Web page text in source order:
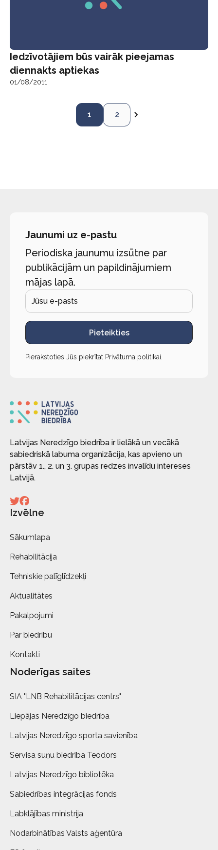
Iedzīvotājiem būs vairāk pieejamas
diennakts aptiekas
01/08/2011
1 2
Jaunumi uz e-pastu
Periodiska jaunumu izsūtne par
publikācijām un papildinājumiem
mājas lapā.
Pieteikties
Pierakstoties Jūs piekrītat Privātuma politikai
Latvijas Neredzīgo biedrība ir lielākā un vecākā
sabiedriskā labuma organizācija, kas apvieno un
pārstāv 1., 2. un 3. grupas redzes invalīdu intereses
Latvijā.
Izvēlne
Sākumlapa
Rehabilitācija
Tehniskie palīglīdzekļi
Aktualitātes
Pakalpojumi
Par biedrību
Kontakti
Noderīgas saites
SIA "LNB Rehabilitācijas centrs"
Liepājas Neredzīgo biedrība
Latvijas Neredzīgo sporta savienība
Servisa suņu biedrība Teodors
Latvijas Neredzīgo bibliotēka
Sabiedrības integrācijas fonds
Labklājības ministrija
Nodarbinātības Valsts aģentūra